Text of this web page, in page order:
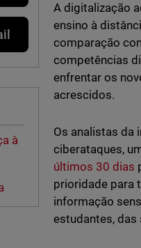
à
A digitalização
ensino à
comparação
competências
enfrentar os
acrescidos.
Os analistas da
ciberataques,
últimos 30 dias
prioridade para
informação
estudantes,